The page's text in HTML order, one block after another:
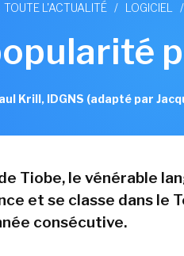
TOUTE L'ACTUALITÉ / LOGICIEL /
Krill, IDGNS (adapté par
Tiobe, le vénérable
et se classe dans le
consécutive.